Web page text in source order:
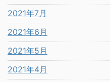
2021年7月
2021年6月
2021年5月
2021年4月